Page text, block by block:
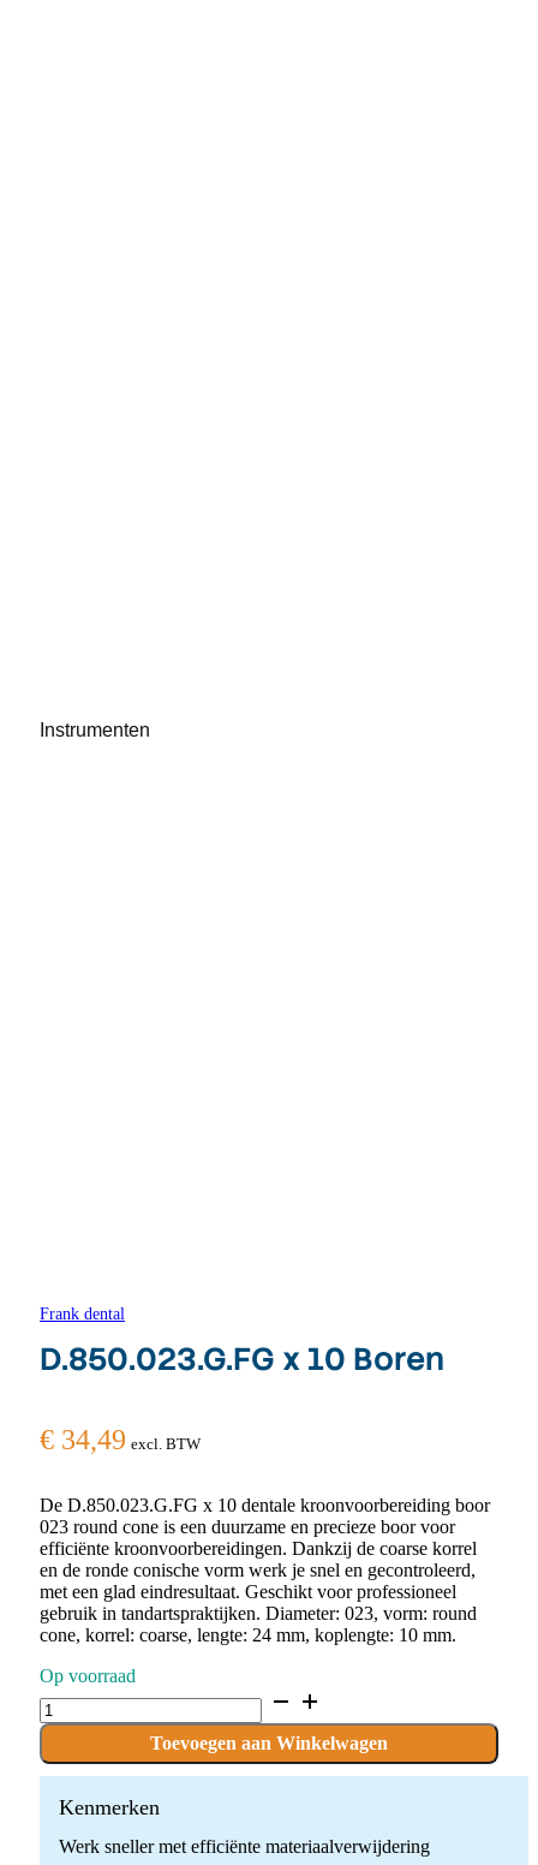
Instrumenten
Frank dental
D.850.023.G.FG x 10 Boren
€ 34,49 excl. BTW
De D.850.023.G.FG x 10 dentale kroonvoorbereiding boor
023 round cone is een duurzame en precieze boor voor
efficiënte kroonvoorbereidingen. Dankzij de coarse korrel
en de ronde conische vorm werk je snel en gecontroleerd,
met een glad eindresultaat. Geschikt voor professioneel
gebruik in tandartspraktijken. Diameter: 023, vorm: round
cone, korrel: coarse, lengte: 24 mm, koplengte: 10 mm.
Op voorraad
D.850.023.G.FG
x
Boren
quantity
Toevoegen aan Winkelwagen
Kenmerken
Werk sneller met efficiënte materiaalverwijdering